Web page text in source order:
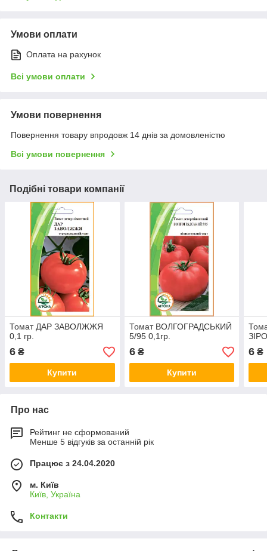
Умови оплати
Оплата на рахунок
Всі умови оплати
Умови повернення
Повернення товару впродовж 14 днів за домовленістю
Всі умови повернення
Подібні товари компанії
Томат ДАР ЗАВОЛЖЖЯ
0,1 гр.
6 ₴
Купити
Томат ВОЛГОГРАДСЬКИЙ
5/95 0,1гр.
6₴
Купити
6 ₴
Про нас
Рейтинг не сформований
Менше 5 відгуків за останній рік
Працює з 24.04.2020
м. Київ
Київ, Україна
Контакти